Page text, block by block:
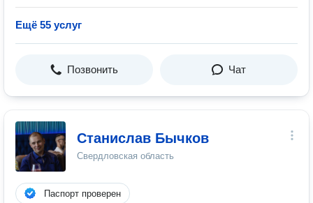
Ещё 55 услуг
Позвонить Чат
Станислав Бычков
Свердловская область
Паспорт проверен